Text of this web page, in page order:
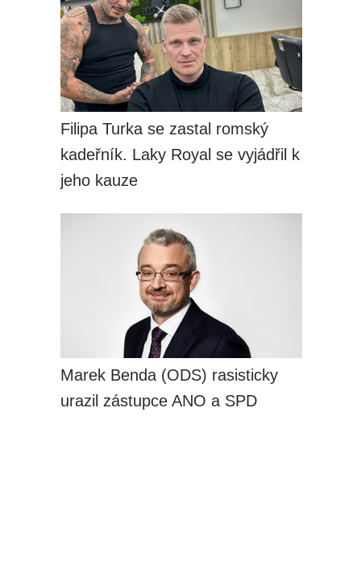
Filipa Turka se zastal romský
kadeřník. Laky Royal se vyjádřil k
jeho kauze
Marek Benda (ODS) rasisticky
urazil zástupce ANO a SPD